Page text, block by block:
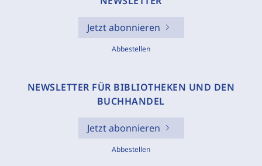
Jetzt abonnieren
Abbestellen
NEWSLETTER FÜR BIBLIOTHEKEN UND DEN
BUCHHANDEL
Jetzt abonnieren
Abbestellen